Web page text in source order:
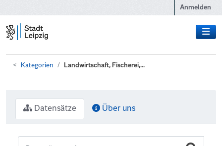
Anmelden
Kategorien Landwirtschaft, Fischerei,...
Datensätze Über uns